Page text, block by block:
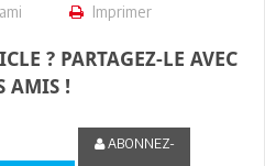
Imprimer
? PARTAGEZ-LE AVEC
AMIS !
ABONNEZ-